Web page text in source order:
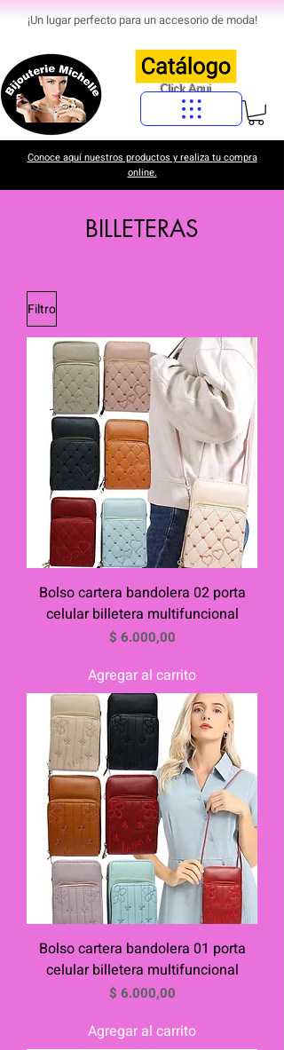
¡Un lugar perfecto para un accesorio de moda!
Click Aqui
Conoce aquí nuestros productos y realiza tu compra
online.
BILLETERAS
Filtro
Bolso cartera bandolera 02 porta
celular billetera multifuncional
Precio
$ 6.000,00
Agregar al carrito
Bolso cartera bandolera 01 porta
celular billetera multifuncional
Precio
$ 6.000,00
Agregar al carrito